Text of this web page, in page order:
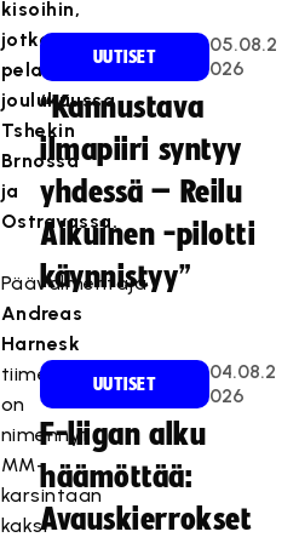
kisoihin,
jotka
pelataan
joulukuussa
Tshekin
Brnossa
ja
Ostravassa.
Päävalmentaja
Andreas
Harnesk
tiimeineen
on
nimennyt
MM-
karsintaan
kaksi
UUTISET
05.08.2
026
“Kannustava
ilmapiiri syntyy
yhdessä – Reilu
Aikuinen -pilotti
käynnistyy”
UUTISET
04.08.2
026
F-liigan alku
häämöttää:
Avauskierrokset